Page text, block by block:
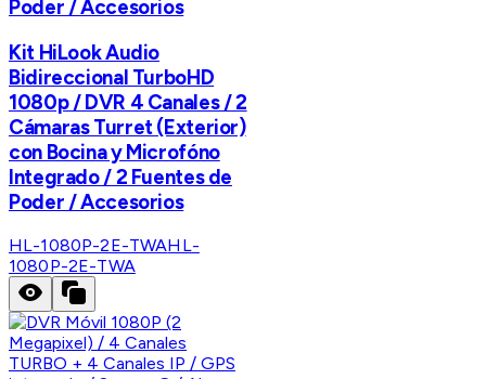
Poder / Accesorios
Kit HiLook Audio
Bidireccional TurboHD
1080p / DVR 4 Canales / 2
Cámaras Turret (Exterior)
con Bocina y Microfóno
Integrado / 2 Fuentes de
Poder / Accesorios
HL-1080P-2E-TWAHL-
1080P-2E-TWA